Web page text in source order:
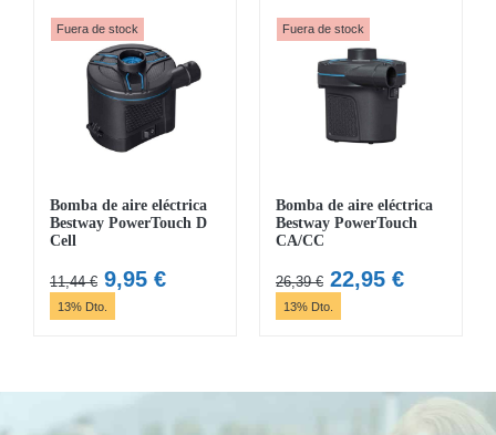
Fuera de stock
Bomba de aire eléctrica
Bestway PowerTouch D
Cell
11,44€ El
precio
9,95 €El
13% Dto.
Fuera de stock
Bomba de aire eléctrica
Bestway PowerTouch
CA/CC
26,39€ El
precio
22,95 €El
13% Dto.